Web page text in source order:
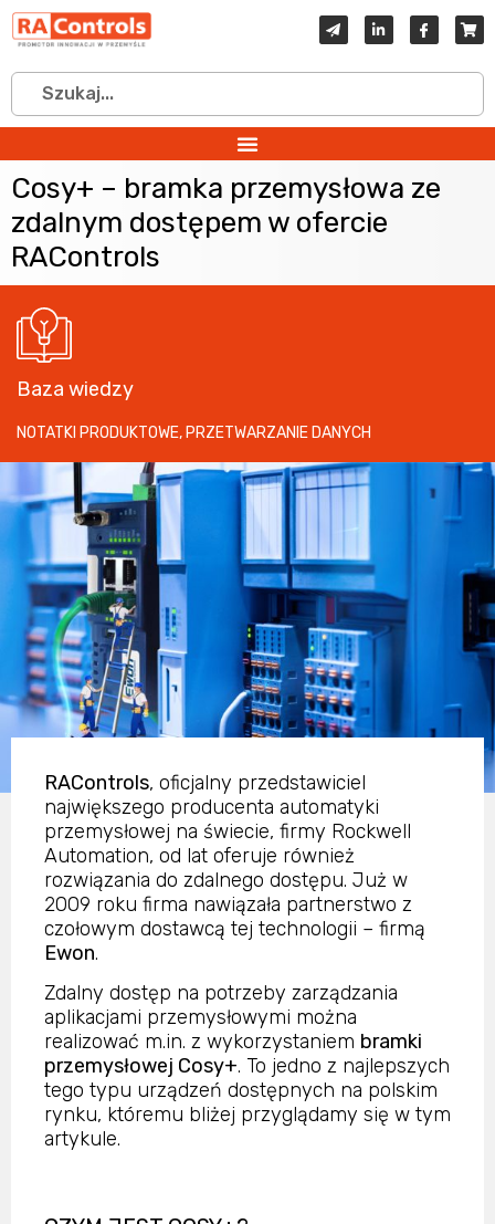
Baza wiedzy
NOTATKI PRODUKTOWE, PRZETWARZANIE DANYCH
Cosy+ – bramka przemysłowa ze
zdalnym dostępem w ofercie
RAControls
RAControls, oficjalny przedstawiciel
największego producenta automatyki
przemysłowej na świecie, firmy Rockwell
Automation, od lat oferuje również
rozwiązania do zdalnego dostępu. Już w
2009 roku firma nawiązała partnerstwo z
czołowym dostawcą tej technologii – firmą
Ewon.
Zdalny dostęp na potrzeby zarządzania
aplikacjami przemysłowymi można
realizować m.in. z wykorzystaniem bramki
przemysłowej Cosy+. To jedno z najlepszych
tego typu urządzeń dostępnych na polskim
rynku, któremu bliżej przyglądamy się w tym
artykule.